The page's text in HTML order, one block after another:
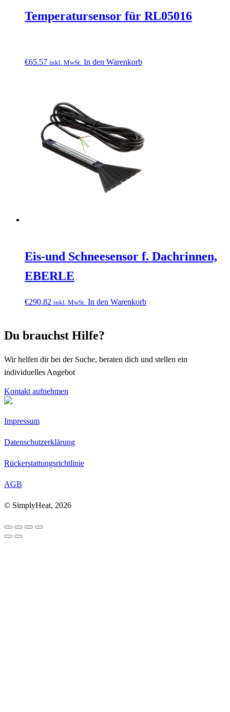
Temperatursensor für RL05016
€65.57 inkl. MwSt. In den Warenkorb
Eis-und Schneesensor f. Dachrinnen,
EBERLE
€290.82 inkl. MwSt. In den Warenkorb
Du brauchst Hilfe?
Wir helfen dir bei der Suche, beraten dich und stellen ein
individuelles Angebot
Kontakt aufnehmen
Impressum
Datenschutzerklärung
Rückerstattungsrichtlinie
AGB
© SimplyHeat, 2026